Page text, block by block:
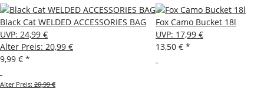
Black Cat WELDED ACCESSORIES BAG
UVP: 24,99 €
Alter Preis: 20,99 €
9,99 € *
Alter Preis: 20,99 €
Fox Camo Bucket 18l
UVP: 17,99 €
13,50 € *